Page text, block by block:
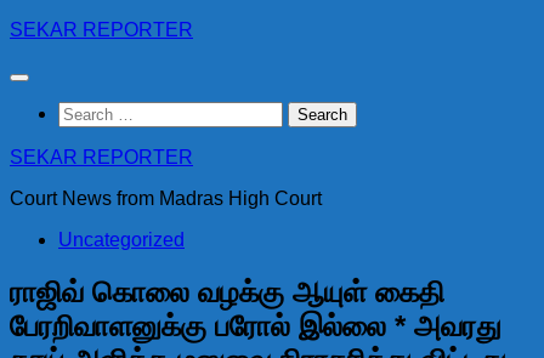
Skip
content
SEKAR REPORTER
Search
for:
SEKAR REPORTER
Court News from Madras High Court
Uncategorized
ராஜிவ் கொலை வழக்கு ஆயுள் கைதி
பேரறிவாளனுக்கு பரோல் இல்லை * அவரது